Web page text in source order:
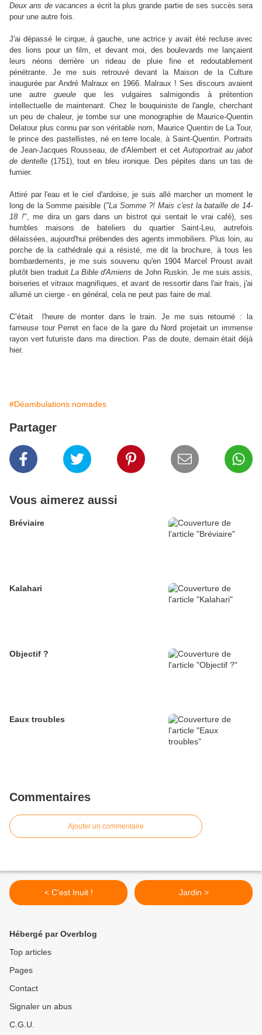
Deux ans de vacances a écrit la plus grande partie de ses succès sera
pour une autre fois.
J'ai dépassé le cirque, à gauche, une actrice y avait été recluse avec
des lions pour un film, et devant moi, des boulevards me lançaient
leurs néons derrière un rideau de pluie fine et redoutablement
pénétrante. Je me suis retrouvé devant la Maison de la Culture
inaugurée par André Malraux en 1966. Malraux ! Ses discours avaient
une autregueule que les vulgaires salmigondis à prétention
intellectuelle de maintenant. Chez le bouquiniste de l'angle, cherchant
un peu de chaleur, je tombe sur une monographie de Maurice-Quentin
Delatour plus connu par son véritable nom, Maurice Quentin de La Tour,
le prince des pastellistes, né en terre locale, à Saint-Quentin. Portraits
de Jean-Jacques Rousseau, de d'Alembert et cetAutoportrait au jabot
de dentelle(1751), tout en bleu ironique. Des pépites dans un tas de
fumier.
Attiré par l'eau et le ciel d'ardoise, je suis allé marcher un moment le
long de la Somme paisible ("La Somme ?! Mais c'est la bataille de 14-
18 !", me dira un gars dans un bistrot qui sentait le vrai café), ses
humbles maisons de bateliers du quartier Saint-Leu, autrefois
délaissées, aujourd'hui prébendes des agents immobiliers. Plus loin, au
porche de la cathédrale qui a résisté, me dit la brochure, à tous les
bombardements, je me suis souvenu qu'en 1904 Marcel Proust avait
plutôt bien traduit La Bible d'Amiens de John Ruskin. Je me suis assis,
boiseries et vitraux magnifiques, et avant de ressortir dans l'air frais, j'ai
allumé un cierge - en général, cela ne peut pas faire de mal.
C'était
l'heure de monter dans le train. Je me suis retourné : la
fameuse tour Perret en face de la gare du Nord projetait un immense
rayon vert futuriste dans ma direction. Pas de doute, demain était déjà
hier.
#Déambulations nomades
Partager
Vous aimerez aussi
Bréviaire
Kalahari
Objectif ?
Eaux troubles
Commentaires
Ajouter un commentaire
< C'est Inuit ! Jardin >
Hébergé par Overblog
Top articles
Pages
Contact
Signaler un abus
C.G.U.